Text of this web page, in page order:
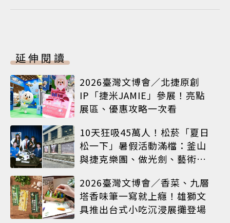
延伸閱讀
2026臺灣文博會／北捷原創
IP「捷米JAMIE」參展！亮點
展區、優惠攻略一次看
10天狂吸45萬人！松菸「夏日
松一下」暑假活動滿檔：釜山
與捷克樂團、做光劍、藝術窗
2026臺灣文博會／香菜、九層
塔香味筆一寫就上癮！雄獅文
具推出台式小吃沉浸展攤登場